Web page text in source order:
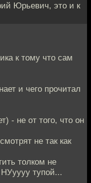
Юрьевич, это и к
к тому что сам
и чего прочитал
- не от того, что он
не так как
толком не
тупой...